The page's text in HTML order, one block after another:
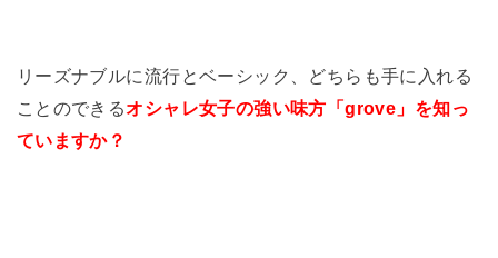
リーズナブルに流行とベーシック、どちらも手に入れる
ことのできるオシャレ女子の強い味方「grove」を知っ
ていますか？